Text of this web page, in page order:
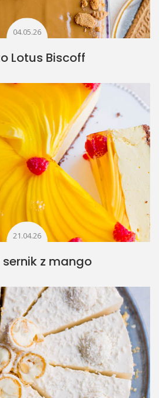
04.05.26
Lotus Biscoff
21.04.26
sernik z mango